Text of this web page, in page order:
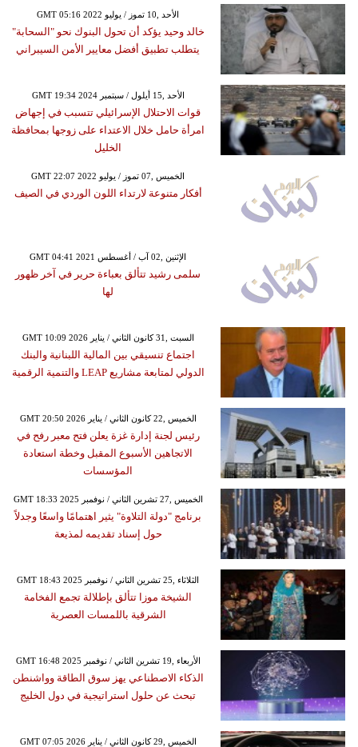
GMT 05:16 2022 الأحد ,10 تموز / يوليو
خالد وحيد يؤكد أن تحول البنوك نحو "السحابة"
يتطلب تطبيق أفضل معايير الأمن السيبراني
GMT 19:34 2024 الأحد ,15 أيلول / سبتمبر
قوات الاحتلال الإسرائيلي تتسبب في إجهاض
امرأة حامل خلال الاعتداء على زوجها بمحافظة
الخليل
GMT 22:07 2022 الخميس ,07 تموز / يوليو
أفكار متنوعة لارتداء اللون الوردي في الصيف
GMT 04:41 2021 الإثنين ,02 آب / أغسطس
سلمى رشيد تتألق بعباءة حرير في آخر ظهور
لها
GMT 10:09 2026 السبت ,31 كانون الثاني / يناير
اجتماع تنسيقي بين المالية اللبنانية والبنك
الدولي لمتابعة مشاريع LEAP والتنمية الرقمية
GMT 20:50 2026 الخميس ,22 كانون الثاني / يناير
رئيس لجنة إدارة غزة يعلن فتح معبر رفح في
الاتجاهين الأسبوع المقبل وخطة استعادة
المؤسسات
GMT 18:33 2025 الخميس ,27 تشرين الثاني / نوفمبر
برنامج "دولة التلاوة" يثير اهتمامًا واسعًا وجدلاً
حول إسناد تقديمه لمذيعة
GMT 18:43 2025 الثلاثاء ,25 تشرين الثاني / نوفمبر
الشيخة موزا تتألق بإطلالة تجمع الفخامة
الشرقية باللمسات العصرية
GMT 16:48 2025 الأربعاء ,19 تشرين الثاني / نوفمبر
الذكاء الاصطناعي يهز سوق الطاقة وواشنطن
تبحث عن حلول استراتيجية في دول الخليج
GMT 07:05 2026 الخميس ,29 كانون الثاني / يناير